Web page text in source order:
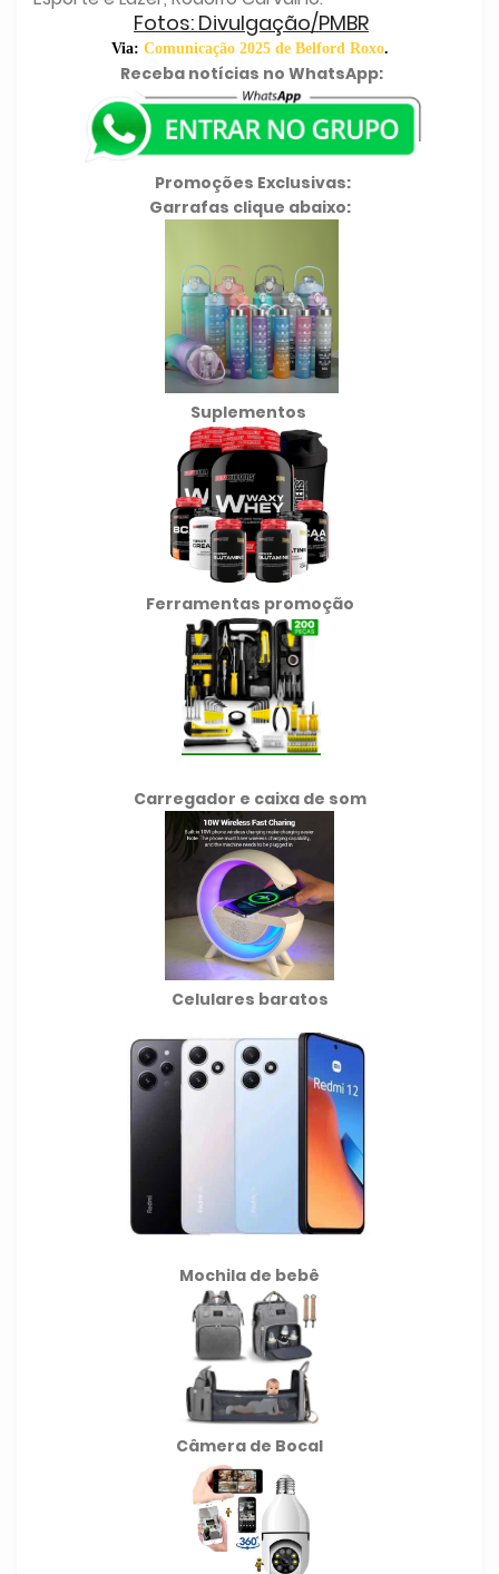
Fotos: Divulgação/PMBR
Via: Comunicação 2025 de Belford Roxo.
Receba notícias no WhatsApp:
Promoções Exclusivas:
Garrafas clique abaixo:
Suplementos
Ferramentas promoção
Carregador e caixa de som
Celulares baratos
Mochila de bebê
Câmera de Bocal